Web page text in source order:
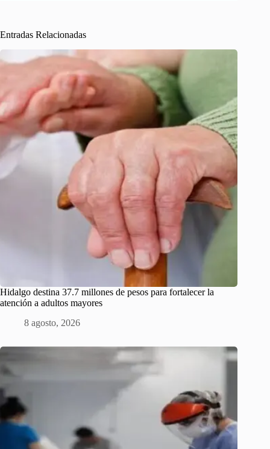
Entradas Relacionadas
Hidalgo destina 37.7 millones de pesos para fortalecer la
atención a adultos mayores
8 agosto, 2026